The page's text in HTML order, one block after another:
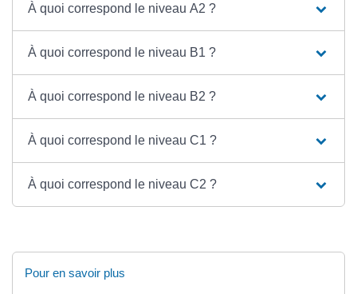
À quoi correspond le niveau A2 ?
À quoi correspond le niveau B1 ?
À quoi correspond le niveau B2 ?
À quoi correspond le niveau C1 ?
À quoi correspond le niveau C2 ?
Pour en savoir plus